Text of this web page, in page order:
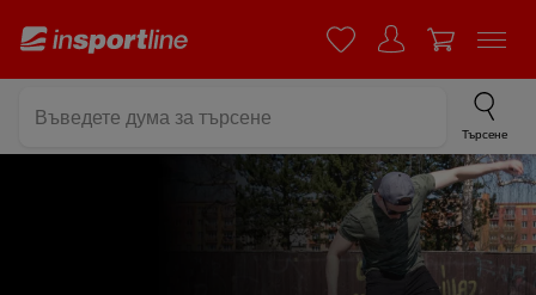
Търсене